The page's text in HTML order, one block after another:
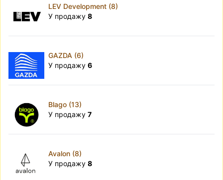
LEV Development (8)
У продажу 8
GAZDA (6)
У продажу 6
Blago (13)
У продажу 7
Avalon (8)
У продажу 8